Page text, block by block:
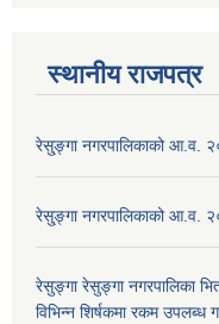
स्थानीय राजपत्र
रेसु्ङ्गा नगरपालिकाको आ.व.
रेसु्ङ्गा नगरपालिकाको आ.व.
रेसुङ्गा रेसुङ्गा नगरपालिका
विभिन्न शिर्षकमा रकम